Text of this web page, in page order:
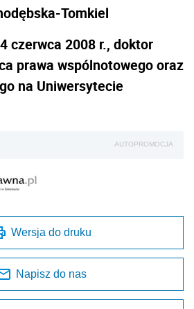
Tomkiel
czerwca 2008 r., doktor
prawa wspólnotowego oraz
na Uniwersytecie
AUTOPROMOCJA
Wersja do druku
Napisz do nas